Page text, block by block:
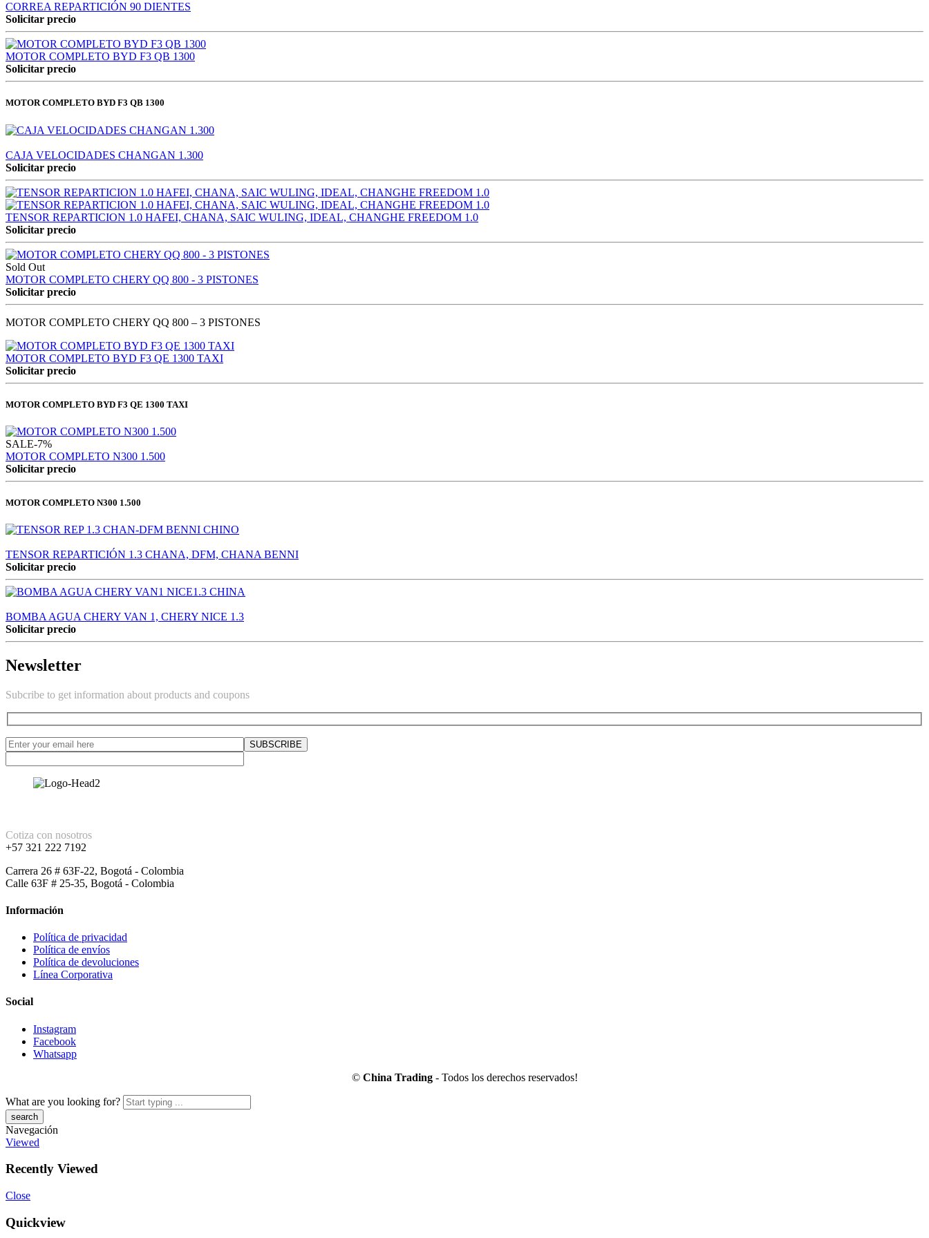
CORREA REPARTICIÓN 90 DIENTES
Solicitar precio
MOTOR COMPLETO BYD F3 QB 1300
Solicitar precio
MOTOR COMPLETO BYD F3 QB 1300
CAJA VELOCIDADES CHANGAN 1.300
Solicitar precio
TENSOR REPARTICION 1.0 HAFEI, CHANA, SAIC WULING, IDEAL, CHANGHE FREEDOM 1.0
Solicitar precio
Sold Out
MOTOR COMPLETO CHERY QQ 800 - 3 PISTONES
Solicitar precio
MOTOR COMPLETO CHERY QQ 800 – 3 PISTONES
MOTOR COMPLETO BYD F3 QE 1300 TAXI
Solicitar precio
MOTOR COMPLETO BYD F3 QE 1300 TAXI
SALE-7%
MOTOR COMPLETO N300 1.500
Solicitar precio
MOTOR COMPLETO N300 1.500
TENSOR REPARTICIÓN 1.3 CHANA, DFM, CHANA BENNI
Solicitar precio
BOMBA AGUA CHERY VAN 1, CHERY NICE 1.3
Solicitar precio
Newsletter
Subcribe to get information about products and coupons
Cotiza con nosotros
+57 321 222 7192
Carrera 26 # 63F-22, Bogotá - Colombia
Calle 63F # 25-35, Bogotá - Colombia
Información
Política de privacidad
Política de envíos
Política de devoluciones
Línea Corporativa
Social
Instagram
Facebook
Whatsapp
© China Trading - Todos los derechos reservados!
What are you looking for?
Navegación
Viewed
Recently Viewed
Close
Quickview